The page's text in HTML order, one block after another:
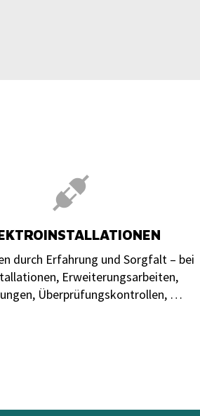
durch Erfahrung und Sorgfalt – bei
Erweiterungsarbeiten,
Überprüfungskontrollen, …